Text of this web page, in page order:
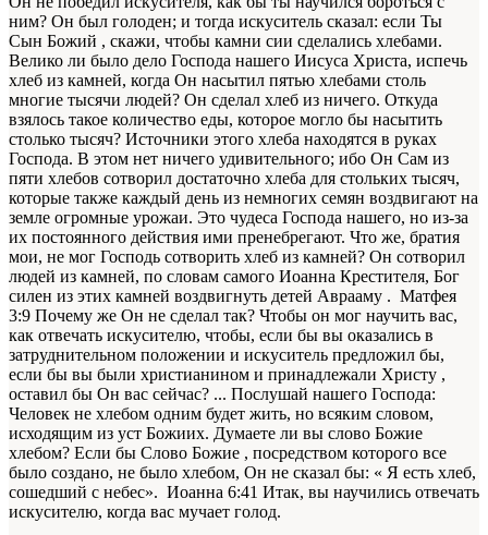
ним? Он был голоден; и тогда искуситель сказал: если Ты
Сын Божий , скажи, чтобы камни сии сделались хлебами.
Велико ли было дело Господа нашего Иисуса Христа, испечь
хлеб из камней, когда Он насытил пятью хлебами столь
многие тысячи людей? Он сделал хлеб из ничего. Откуда
взялось такое количество еды, которое могло бы насытить
столько тысяч? Источники этого хлеба находятся в руках
Господа. В этом нет ничего удивительного; ибо Он Сам из
пяти хлебов сотворил достаточно хлеба для стольких тысяч,
которые также каждый день из немногих семян воздвигают на
земле огромные урожаи. Это чудеса Господа нашего, но из-за
их постоянного действия ими пренебрегают. Что же, братия
мои, не мог Господь сотворить хлеб из камней? Он сотворил
людей из камней, по словам самого Иоанна Крестителя, Бог
силен из этих камней воздвигнуть детей Аврааму . Матфея
3:9 Почему же Он не сделал так? Чтобы он мог научить вас,
как отвечать искусителю, чтобы, если бы вы оказались в
затруднительном положении и искуситель предложил бы,
если бы вы были христианином и принадлежали Христу ,
оставил бы Он вас сейчас? ... Послушай нашего Господа:
Человек не хлебом одним будет жить, но всяким словом,
исходящим из уст Божиих. Думаете ли вы слово Божие
хлебом? Если бы Слово Божие , посредством которого все
было создано, не было хлебом, Он не сказал бы: « Я есть хлеб,
сошедший с небес». Иоанна 6:41 Итак, вы научились отвечать
искусителю, когда вас мучает голод.